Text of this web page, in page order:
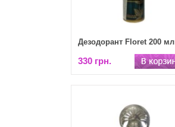
Дезодорант Floret 200 мл
330 грн.